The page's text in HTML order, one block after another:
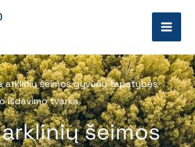
arklinių šeimos gyvūnų tapatybės
išdavimo tvarka
šeimos